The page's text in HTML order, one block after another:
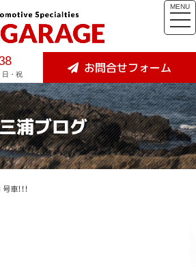
日・祝 お問合せフォーム
MENU
浦ブログ
車！！！